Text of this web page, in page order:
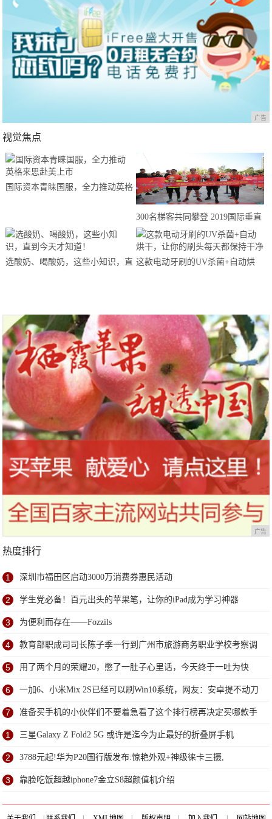
广告
视觉焦点
国际资本青睐国服，全力推动英格
300名梯客共同攀登 2019国际垂直
马拉松超级精英赛顺德海骏达中心
站欢乐开跑
选酸奶、喝酸奶，这些小知识，直 这款电动牙刷的UV杀菌+自动烘
广告
热度排行
1 深圳市福田区启动3000万消费券惠民活动
2 学生党必备！百元出头的苹果笔，让你的iPad成为学习神器
3 为便利而存在——Fozzils
4 教育部职成司司长陈子季一行到广州市旅游商务职业学校考察调
研
5 用了两个月的荣耀20，憋了一肚子心里话，今天终于一吐为快
6 一加6、小米Mix 2S已经可以刷Win10系统，网友：安卓提不动刀
了？
7 准备买手机的小伙伴们不要着急看了这个排行榜再决定买哪款手
机吧
1 三星Galaxy Z Fold2 5G 或许是迄今为止最好的折叠屏手机
2 3788元起!华为P20国行版发布:惊艳外观+神级徕卡三摄,
3 靠脸吃饭超越iphone7金立S8超颜值机介绍